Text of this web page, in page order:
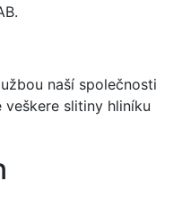
naší společnosti
veškere slitiny hliníku